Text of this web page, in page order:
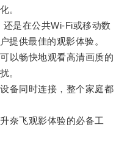
。
是在公共Wi-Fi或移动数
提供最佳的观影体验。
畅快地观看高清画质的
。
同时连接，整个家庭都
飞观影体验的必备工